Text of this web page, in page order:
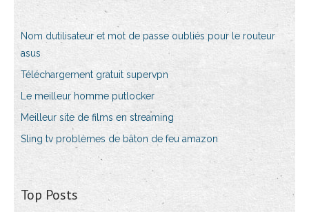
Nom dutilisateur et mot de passe oubliés pour le routeur
asus
Téléchargement gratuit supervpn
Le meilleur homme putlocker
Meilleur site de films en streaming
Sling tv problèmes de bâton de feu amazon
Top Posts